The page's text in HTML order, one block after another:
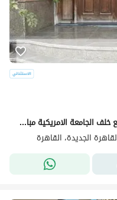
فيلا 400 متر للبيع استلام فوري في التجمع خلف الجامعة الامريكية مباشرة في كمبوند قائم وساكن بالفعل
الجديدة، القاهرة